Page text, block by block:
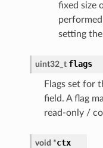
fixed size
setting
uint32_t flags
Flags set for
field. A flag
read-only /
void *ctx